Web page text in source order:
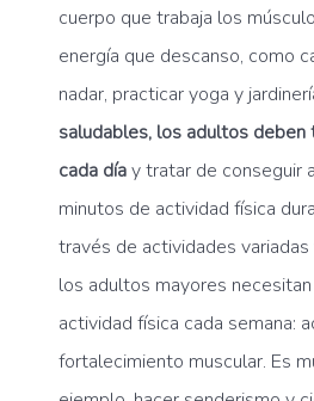
cuerpo que trabaja los
energía que descanso, como
nadar, practicar yoga y
saludables, los adultos
cada díay tratar de conseguir
minutos de actividad física
través de actividades
los adultos mayores
actividad física cada semana:
fortalecimiento muscular. Es